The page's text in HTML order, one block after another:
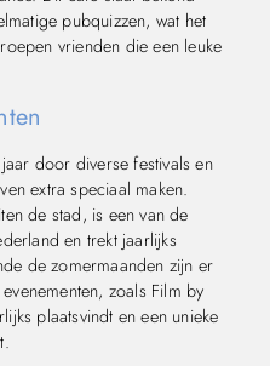
pubquizzen, wat het
vrienden die een leuke
door diverse festivals en
extra speciaal maken.
de stad, is een van de
en trekt jaarlijks
de zomermaanden zijn er
zoals Film by
plaatsvindt en een unieke